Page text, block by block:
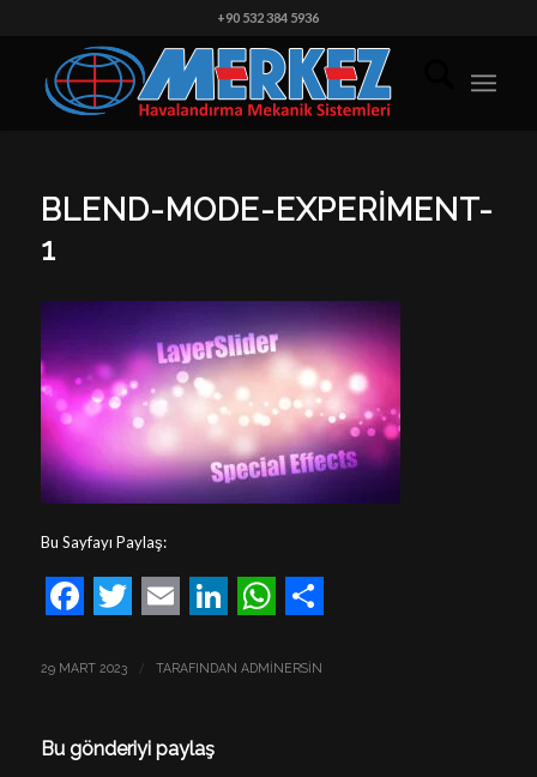
+90 532 384 5936
BLEND-MODE-EXPERIMENT-
1
Bu Sayfayı Paylaş:
29 MART 2023 / TARAFINDAN ADMINERSIN
Bu gönderiyi paylaş